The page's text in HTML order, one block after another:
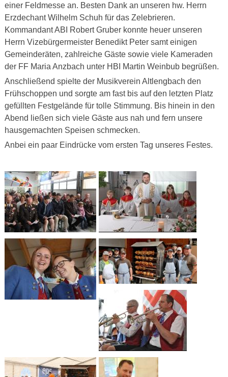
einer Feldmesse an. Besten Dank an unseren hw. Herrn
Erzdechant Wilhelm Schuh für das Zelebrieren.
Kommandant ABI Robert Gruber konnte heuer unseren
Herrn Vizebürgermeister Benedikt Peter samt einigen
Gemeinderäten, zahlreiche Gäste sowie viele Kameraden
der FF Maria Anzbach unter HBI Martin Weinbub begrüßen.
Anschließend spielte der Musikverein Altlengbach den
Frühschoppen und sorgte am fast bis auf den letzten Platz
gefüllten Festgelände für tolle Stimmung. Bis hinein in den
Abend ließen sich viele Gäste aus nah und fern unsere
hausgemachten Speisen schmecken.
Anbei ein paar Eindrücke vom ersten Tag unseres Festes.